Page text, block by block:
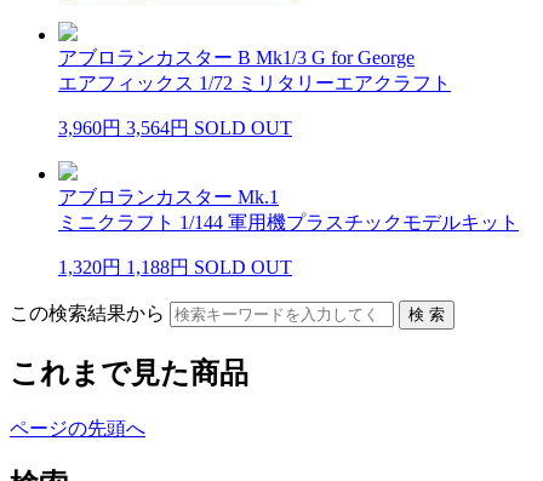
アブロランカスター B Mk1/3 G for George
エアフィックス 1/72 ミリタリーエアクラフト
3,960円 3,564円 SOLD OUT
アブロランカスター Mk.1
ミニクラフト 1/144 軍用機プラスチックモデルキット
1,320円 1,188円 SOLD OUT
この検索結果から
これまで見た商品
ページの先頭へ